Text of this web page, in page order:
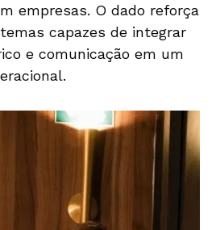
empresas. O dado reforça
capazes de integrar
e comunicação em um